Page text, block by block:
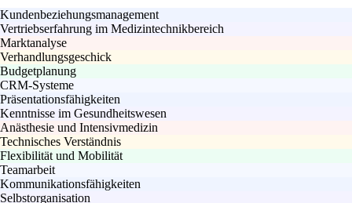
Kundenbeziehungsmanagement
Vertriebserfahrung im Medizintechnikbereich
Marktanalyse
Verhandlungsgeschick
Budgetplanung
CRM-Systeme
Präsentationsfähigkeiten
Kenntnisse im Gesundheitswesen
Anästhesie und Intensivmedizin
Technisches Verständnis
Flexibilität und Mobilität
Teamarbeit
Kommunikationsfähigkeiten
Selbstorganisation